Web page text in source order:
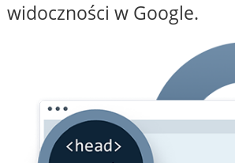
widoczności w Google.